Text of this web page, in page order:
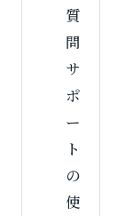
質
問
サ
ポ
ー
ト
の
使